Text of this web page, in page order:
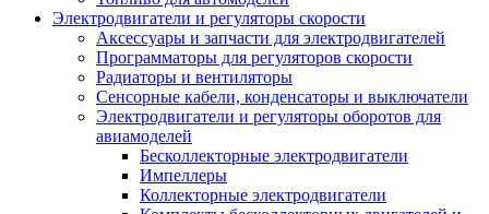
Электродвигатели и регуляторы скорости
Аксессуары и запчасти для электродвигателей
Программаторы для регуляторов скорости
Радиаторы и вентиляторы
Сенсорные кабели, конденсаторы и выключатели
Электродвигатели и регуляторы оборотов для
авиамоделей
Бесколлекторные электродвигатели
Импеллеры
Коллекторные электродвигатели